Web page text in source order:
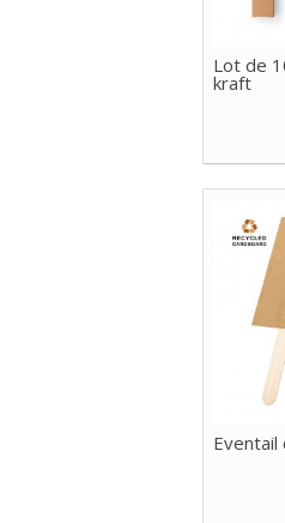
Lot de
kraft
Eventail